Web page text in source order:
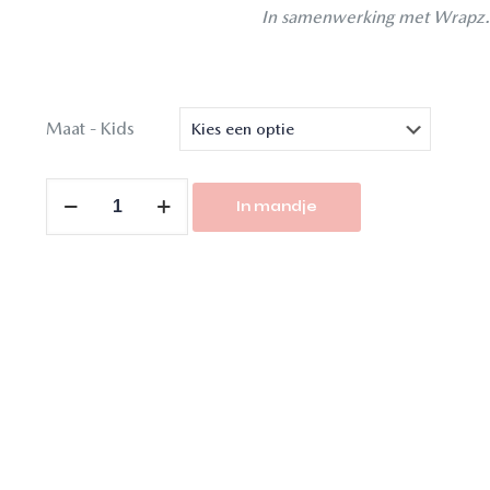
In samenwerking met
Maat - Kids
In mandje